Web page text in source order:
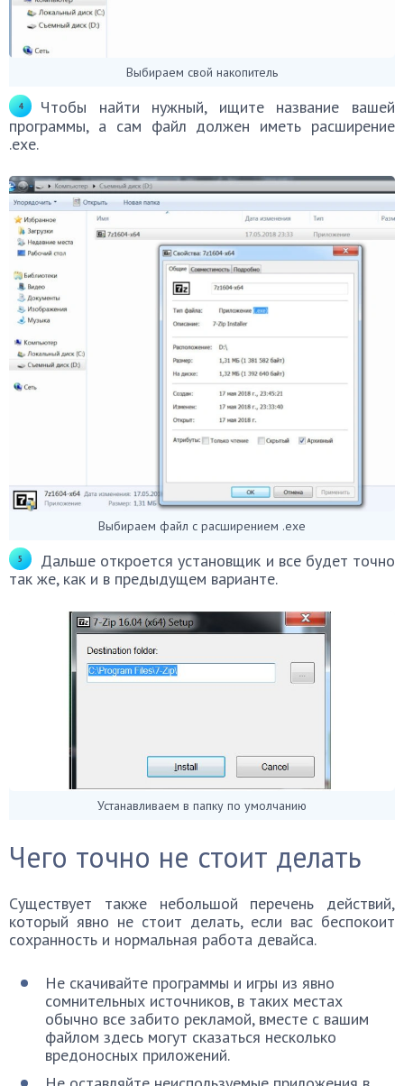
Выбираем свой накопитель
Чтобы найти нужный, ищите название вашей
программы, а сам файл должен иметь расширение
.ехе.
Выбираем файл с расширением .ехе
Дальше откроется установщик и все будет точно
так же, как и в предыдущем варианте.
Устанавливаем в папку по умолчанию
Чего точно не стоит делать
Существует также небольшой перечень действий,
который явно не стоит делать, если вас беспокоит
сохранность и нормальная работа девайса.
Не скачивайте программы и игры из явно
сомнительных источников, в таких местах
обычно все забито рекламой, вместе с вашим
файлом здесь могут сказаться несколько
вредоносных приложений.